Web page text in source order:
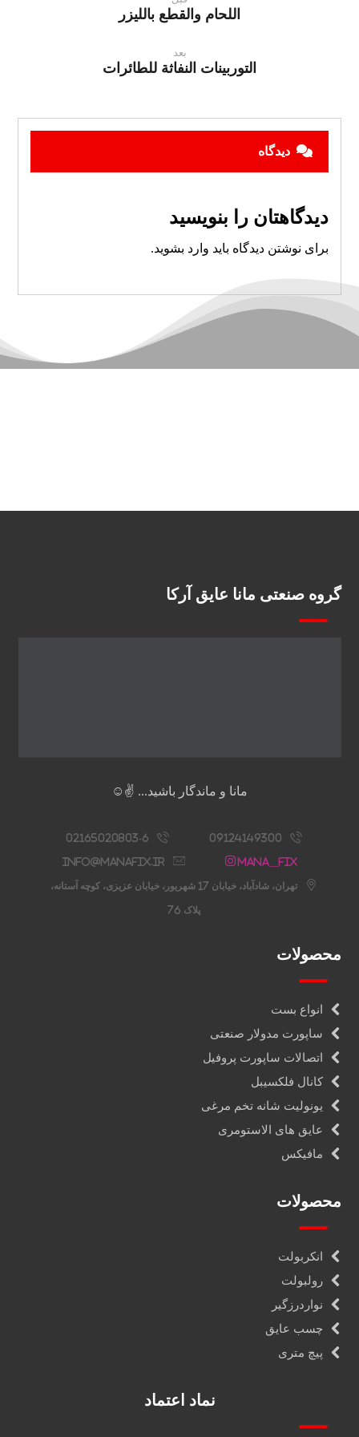
اللحام والقطع بالليزر
بعد
التوربينات النفاثة للطائرات
دیدگاه
دیدگاهتان را بنویسید
برای نوشتن دیدگاه باید وارد بشوید.
گروه صنعتی مانا عایق آرکا
مانا و ماندگار باشید... ✌️☺️
09124149300
02165020803-6
Mana__fix
info@manafix.ir
تهران، شادآباد، خیابان 17 شهریور، خیابان عزیزی، کوچه آستانه،
پلاک 76
محصولات
انواع بست
ساپورت مدولار صنعتی
اتصالات ساپورت پروفیل
کانال فلکسیبل
یونولیت شانه تخم مرغی
عایق های الاستومری
مافیکس
محصولات
انکربولت
رولبولت
نواردرزگیر
چسب عایق
پیچ متری
نماد اعتماد